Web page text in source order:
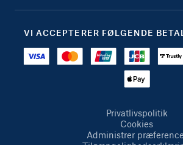
VI ACCEPTERER FØLGENDE
Privatlivspolitik
Cookies
Administrer